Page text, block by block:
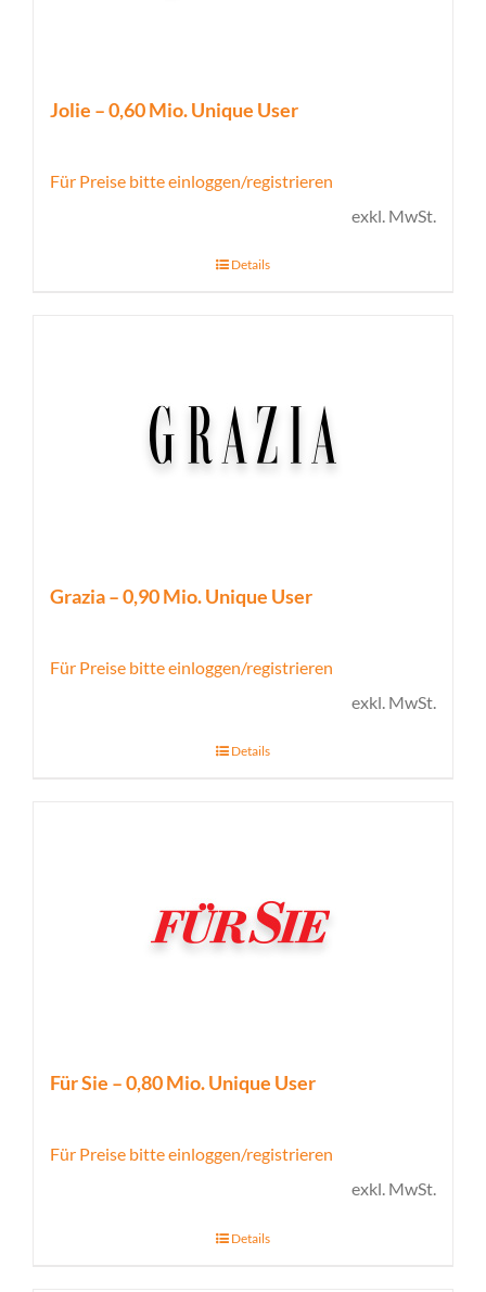
Jolie – 0,60 Mio. Unique User
Für Preise bitte einloggen/registrieren
exkl. MwSt.
Details
Grazia – 0,90 Mio. Unique User
Für Preise bitte einloggen/registrieren
exkl. MwSt.
Details
Für Sie – 0,80 Mio. Unique User
Für Preise bitte einloggen/registrieren
exkl. MwSt.
Details